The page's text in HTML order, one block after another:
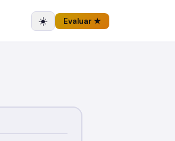
☀️ Evaluar ★